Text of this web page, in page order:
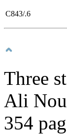
C843/.6
Three
Ali
354